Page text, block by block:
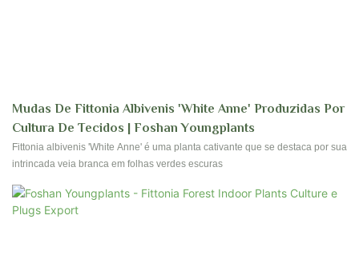
Mudas De Fittonia Albivenis 'White Anne' Produzidas Por
Cultura De Tecidos | Foshan Youngplants
Fittonia albivenis 'White Anne' é uma planta cativante que se destaca por sua
intrincada veia branca em folhas verdes escuras